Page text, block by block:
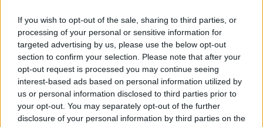
If you wish to opt-out of the sale, sharing to third parties, or
processing of your personal or sensitive information for
targeted advertising by us, please use the below opt-out
section to confirm your selection. Please note that after your
opt-out request is processed you may continue seeing
interest-based ads based on personal information utilized by
us or personal information disclosed to third parties prior to
your opt-out. You may separately opt-out of the further
disclosure of your personal information by third parties on the